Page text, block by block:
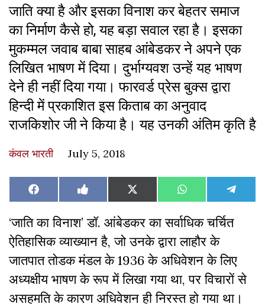
जाति क्या है और इसका विनाश कर बेहतर समाज
का निर्माण कैसे हो, यह बड़ा सवाल रहा है। इसका
मुकम्मल जवाब बाबा साहब आंबेडकर ने अपने एक
लिखित भाषण में दिया। दुर्भाग्यवश उन्हें यह भाषण
देने ही नहीं दिया गया। फारवर्ड प्रेस बुक्स द्वारा
हिन्दी में प्रकाशित इस किताब का अनुवाद
राजकिशोर जी ने किया है। यह उनकी अंतिम कृति है
कंवल भारती July 5, 2018
Share
on
Facebook Share
on
Like
on
Facebook
Share
on
X
(Twitter)
Share
on
WhatsAppShare
on
‘जाति का विनाश’ डॉ. आंबेडकर का सर्वाधिक चर्चित
ऐतिहासिक व्याख्यान है, जो उनके द्वारा लाहौर के
जातपात तोडक मंडल के 1936 के अधिवेशन के लिए
अध्यक्षीय भाषण के रूप में लिखा गया था, पर विचारों से
असहमति के कारण अधिवेशन ही निरस्त हो गया था।